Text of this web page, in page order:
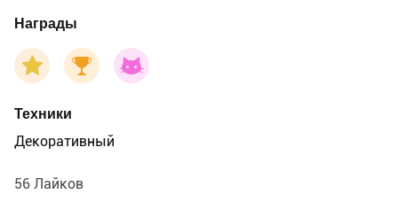
Награды
Техники
Декоративный
56 Лайков